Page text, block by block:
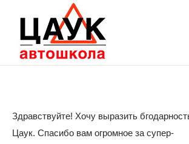
Здравствуйте! Хочу выразить
Цаук. Спасибо вам огромное за супер-